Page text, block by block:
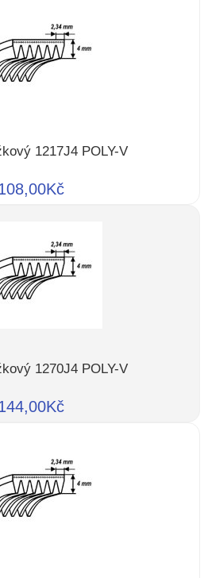
1217J4 POLY-V
1270J4 POLY-V